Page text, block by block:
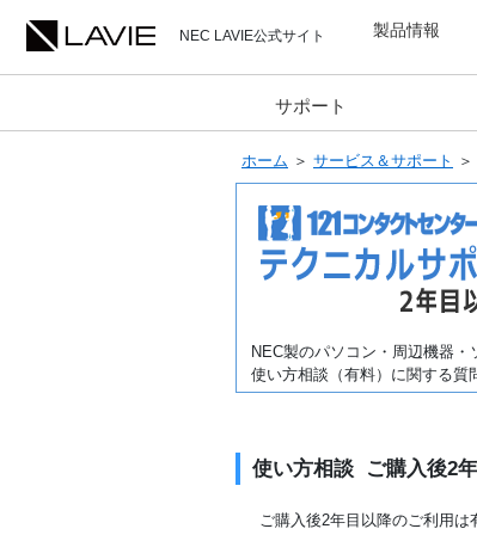
NEC LAVIE公式サイト 製品情報
サポート
ホーム ＞ サービス＆サポート ＞
NEC製のパソコン・周辺機器・
使い方相談（有料）に関する質
使い方相談 ご購入後2
ご購入後2年目以降のご利用は